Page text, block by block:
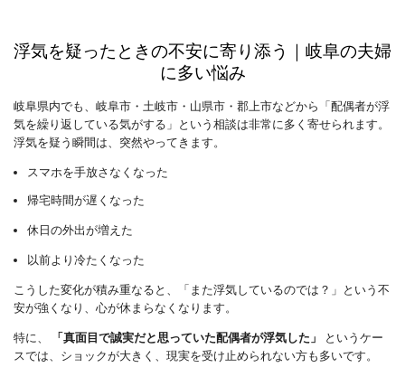
浮気を疑ったときの不安に寄り添う｜岐阜の夫婦
に多い悩み
岐阜県内でも、岐阜市・土岐市・山県市・郡上市などから「配偶者が浮
気を繰り返している気がする」という相談は非常に多く寄せられます。
浮気を疑う瞬間は、突然やってきます。
スマホを手放さなくなった
帰宅時間が遅くなった
休日の外出が増えた
以前より冷たくなった
こうした変化が積み重なると、「また浮気しているのでは？」という不
安が強くなり、心が休まらなくなります。
特に、 「真面目で誠実だと思っていた配偶者が浮気した」
というケー
スでは、ショックが大きく、現実を受け止められない方も多いです。